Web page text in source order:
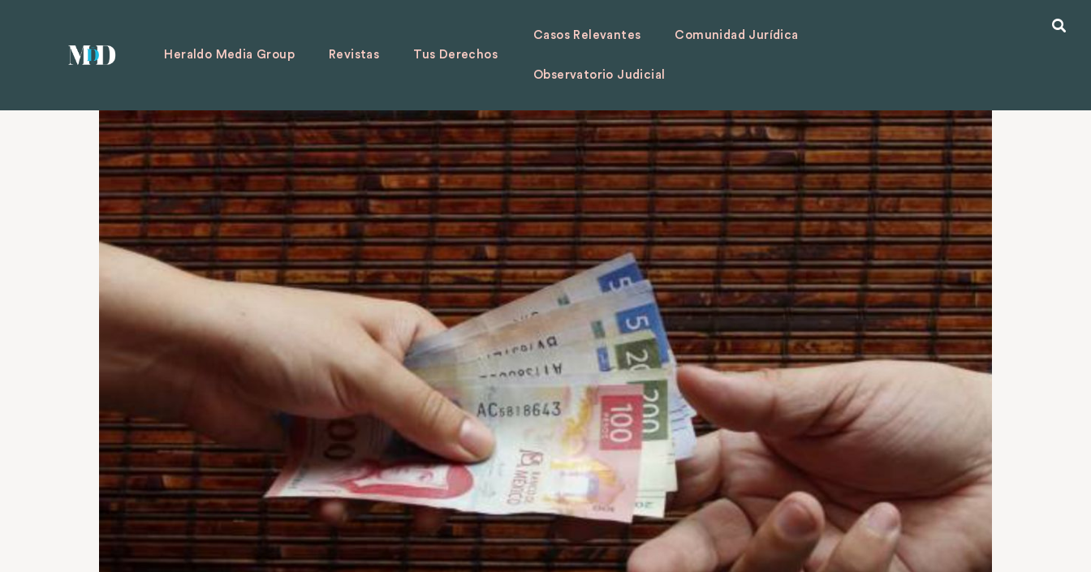
Heraldo Media Group Revistas Tus Derechos
Casos Relevantes Comunidad Jurídica
Observatorio Judicial